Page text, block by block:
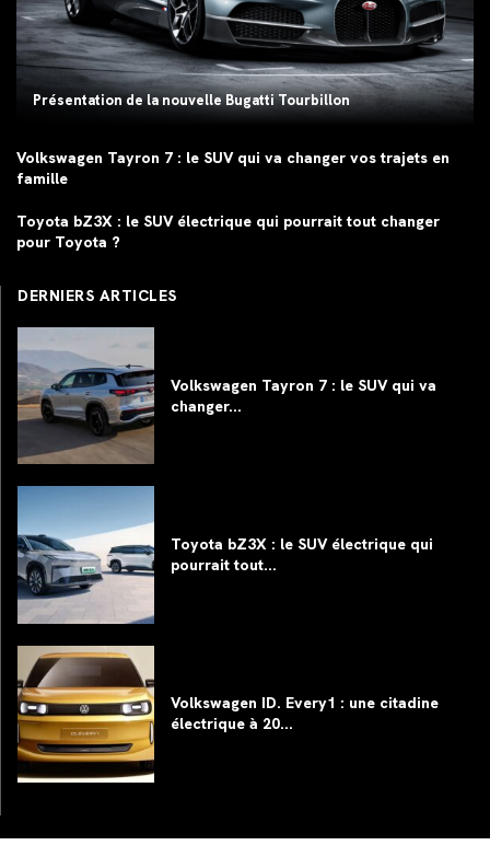
Présentation de la nouvelle Bugatti Tourbillon
Volkswagen Tayron 7 : le SUV qui va changer vos trajets en
famille
Toyota bZ3X : le SUV électrique qui pourrait tout changer
pour Toyota ?
DERNIERS ARTICLES
Volkswagen Tayron 7 : le SUV qui va
changer...
Toyota bZ3X : le SUV électrique qui
pourrait tout...
Volkswagen ID. Every1 : une citadine
électrique à 20...